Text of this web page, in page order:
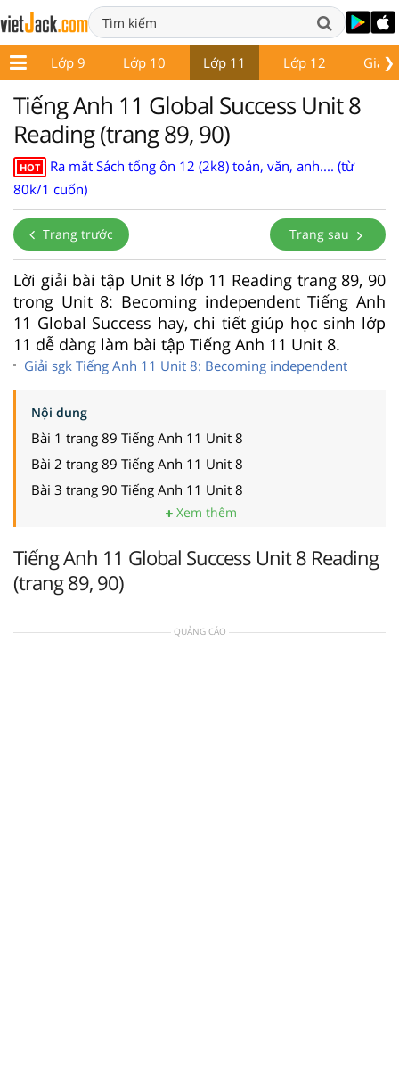
❯
8 Lớp 9 Lớp 10 Lớp 11 Lớp 12 Giáo
Tiếng Anh 11 Global Success Unit 8
Reading (trang 89, 90)
HOT
Ra mắt Sách tổng ôn 12 (2k8) toán, văn, anh.... (từ
80k/1 cuốn)
Trang trước Trang sau
Lời giải bài tập Unit 8 lớp 11 Reading trang 89, 90
trong Unit 8: Becoming independent Tiếng Anh
11 Global Success hay, chi tiết giúp học sinh lớp
11 dễ dàng làm bài tập Tiếng Anh 11 Unit 8.
Giải sgk Tiếng Anh 11 Unit 8: Becoming independent
Nội dung
Bài 1 trang 89 Tiếng Anh 11 Unit 8
Bài 2 trang 89 Tiếng Anh 11 Unit 8
Bài 3 trang 90 Tiếng Anh 11 Unit 8
Xem thêm
Tiếng Anh 11 Global Success Unit 8 Reading
(trang 89, 90)
QUẢNG CÁO